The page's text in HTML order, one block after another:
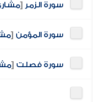
سورة الزمر [
سورة المؤمن [
سورة فصلت [